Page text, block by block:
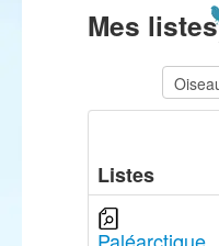
Mes listes
Listes